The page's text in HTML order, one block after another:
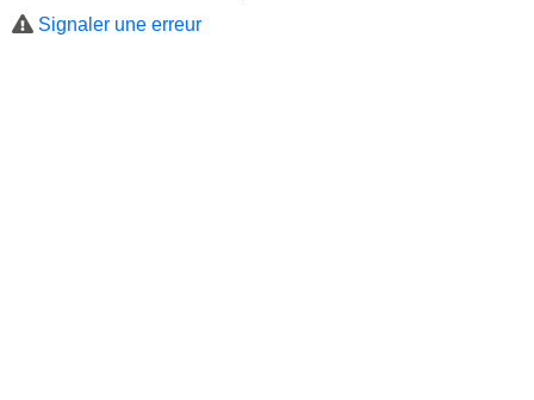
Signaler une erreur